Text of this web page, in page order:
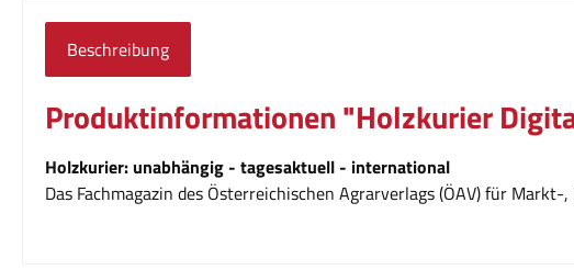
Beschreibung
Produktinformationen "Holzkurier
Holzkurier: unabhängig - tagesaktuell - international
Das Fachmagazin des Österreichischen Agrarverlags (ÖAV) für